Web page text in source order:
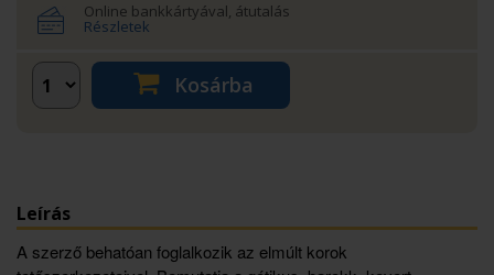
Online bankkártyával, átutalás
Részletek
Kosárba
Leírás
A szerző behatóan foglalkozik az elmúlt korok